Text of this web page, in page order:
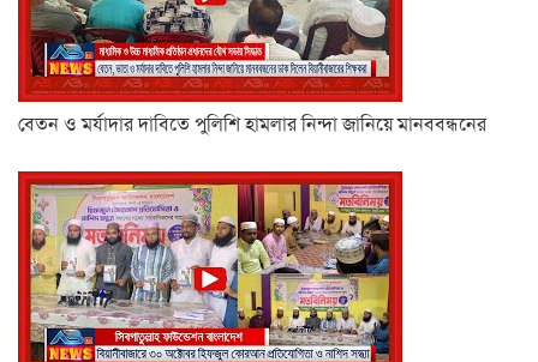
বেতন ও মর্যাদার দাবিতে পুলিশি হামলার নিন্দা জানিয়ে মানববন্ধনের